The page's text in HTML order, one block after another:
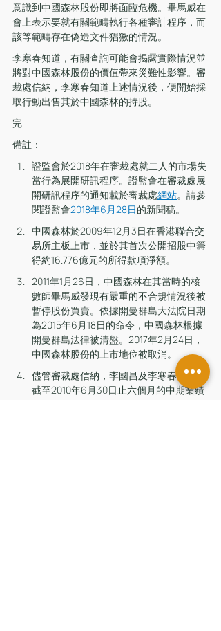
意識到中國森林股份即將面臨危機。畢馬威在
會上表示要就有關範疇執行各種審計程序，而
該等範疇存在偽造文件猖獗的情況。
李寒春知道，有關查詢可能會揭露實際情況並
將對中國森林股份的價值帶來災難性影響。審
裁處信納，李寒春知道上述情況後，便開始採
取行動出售其於中國森林的持股。
完
備註：
證監會於2018年在審裁處就二人的市場失
當行為展開研訊程序。證監會在審裁處展
開研訊程序的通知載於審裁處網站。請參
閱證監會2018年6月28日的新聞稿。
中國森林於2009年12月3日在香港聯合交
易所主板上市，並於其首次公開招股中籌
得約16.776億元的所得款項淨額。
2011年1月26日，中國森林在其當時的核
數師畢馬威發現有嚴重的不合規情況後被
暫停股份買賣。依據開曼群島大法院日期
為2015年6月18日的命令，中國森林根據
開曼群島法律被清盤。2017年2月24日，
中國森林股份的上市地位被取消。
儘管審裁處信納，李國昌及李寒春在批准
截至2010年6月30日止六個月的中期業績